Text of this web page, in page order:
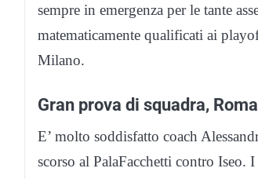
sempre in emergenza per le tante
matematicamente qualificati ai
Milano.
Gran prova di squadra,
E’ molto soddisfatto coach
scorso al PalaFacchetti contro